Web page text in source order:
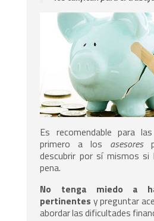
Es recomendable para
primero a los asesores
descubrir por sí mismos si
pena.
No tenga miedo a
pertinentes y preguntar
abordar las dificultades